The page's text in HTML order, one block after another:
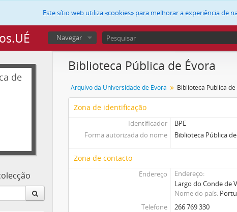
Este sítio web utiliza «cookies» para melhorar a experiência de
Navegar
de
Biblioteca Pública de Évora
Arquivo da Universidade de Évora Biblioteca Pública de
Zona de identificação
Identificador
BPE
Forma autorizada do nome
Biblioteca Pública
Zona de contacto
Endereço
Endereço
Largo do Conde de
Nome do país
Telefone
266 769 330